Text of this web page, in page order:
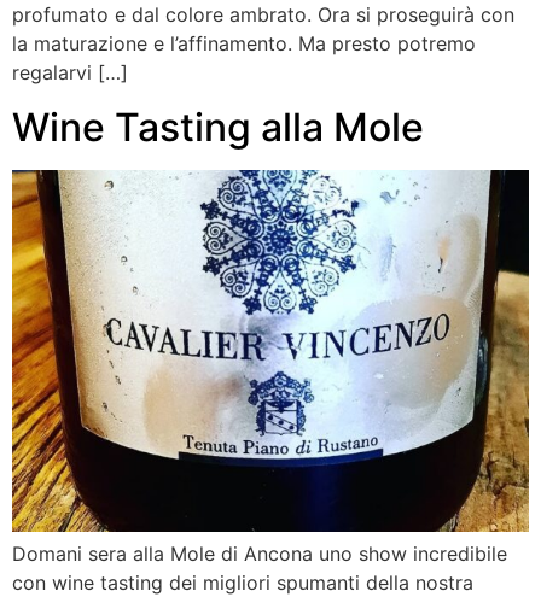
profumato e dal colore ambrato. Ora si proseguirà con
la maturazione e l’affinamento. Ma presto potremo
regalarvi […]
Wine Tasting alla Mole
Domani sera alla Mole di Ancona uno show incredibile
con wine tasting dei migliori spumanti della nostra